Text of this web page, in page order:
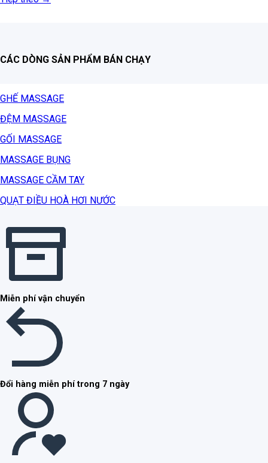
CÁC DÒNG SẢN PHẨM BÁN CHẠY
GHẾ MASSAGE
ĐỆM MASSAGE
GỐI MASSAGE
MASSAGE BỤNG
MASSAGE CẦM TAY
QUẠT ĐIỀU HOÀ HƠI NƯỚC
Miễn phí vận chuyển
Đổi hàng miễn phí trong 7 ngày